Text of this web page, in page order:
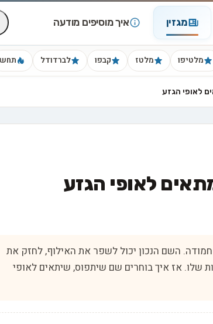
מגזין איך מוסיפים מודעה
מלטיפו מלטז קבפו לברדודל תחש
לאופי הגזע
לאופי הגזע
השם הנכון יכול לשפר את האילוף, לחזק את
שלו. אז איך בוחרים שם שיתפוס, שיתאים לאופי